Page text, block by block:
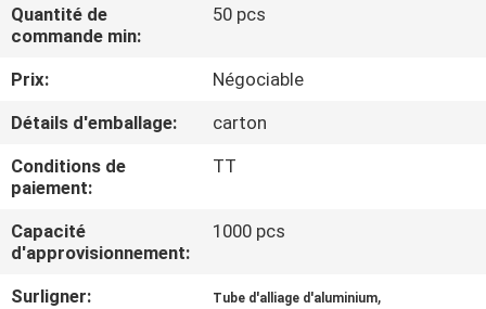
VISITE
L'USINE
CONTRÔLE
DE
LA
QUALITÉ
Quantité de
commande min:
50 pcs
Prix:
Négociable
Détails d'emballage:
carton
Conditions de
paiement:
TT
Capacité
d'approvisionnement:
1000 pcs
Surligner: Tube d'alliage d'aluminium,